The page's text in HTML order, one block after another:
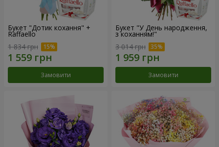
Букет "Дотик кохання" +
Raffaello
1 834 грн
Замовити
Букет "У День народження,
з коханням!"
3 014 грн
Замовити